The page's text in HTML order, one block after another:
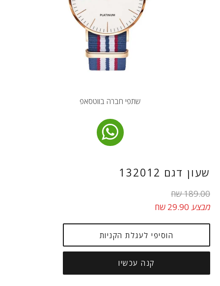
שתפי חברה בווטסאפ
שעון דגם 132012
מחיר
רגיל
189.00 שח
מבצע29.90 שח
הוסיפי לעגלת הקניות
קנה עכשיו